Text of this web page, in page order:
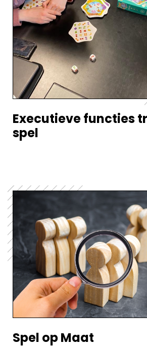
Executieve functies
spel
Spel op Maat